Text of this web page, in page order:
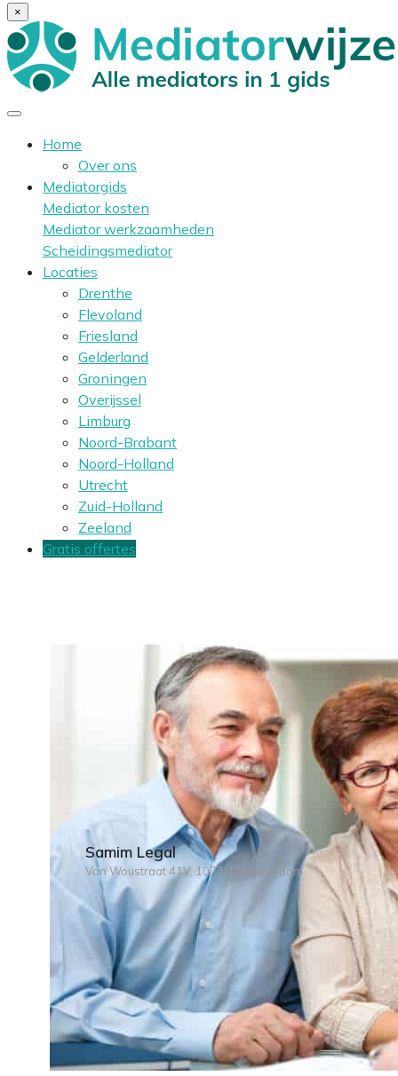
×
Home
Over ons
Mediatorgids
Mediator kosten
Mediator werkzaamheden
Scheidingsmediator
Locaties
Drenthe
Flevoland
Friesland
Gelderland
Groningen
Overijssel
Limburg
Noord-Brabant
Noord-Holland
Utrecht
Zuid-Holland
Zeeland
Gratis offertes
Samim Legal
Van Woustraat 41V, 1073LL Amsterdam